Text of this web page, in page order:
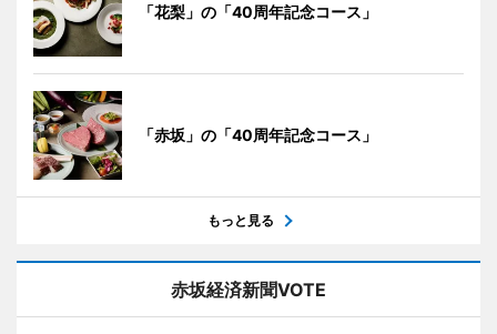
「花梨」の「40周年記念コース」
「赤坂」の「40周年記念コース」
もっと見る
赤坂経済新聞VOTE